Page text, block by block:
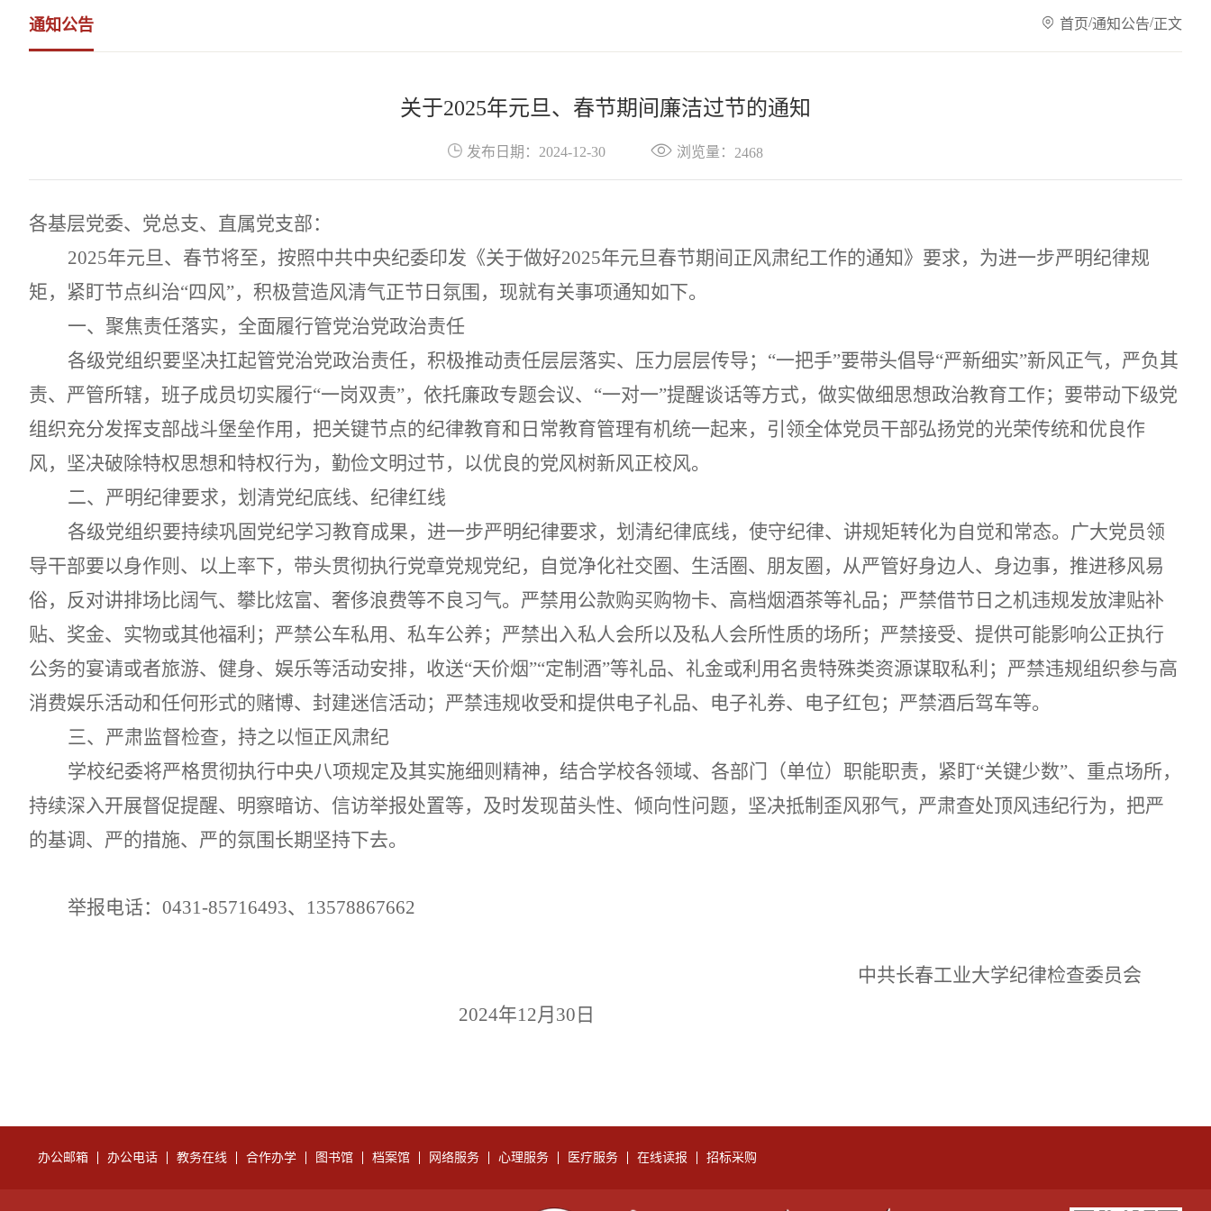
通知公告 首页/通知公告/正文
关于2025年元旦、春节期间廉洁过节的通知
发布日期：2024-12-30 浏览量： 2468
各基层党委、党总支、直属党支部：
2025年元旦、春节将至， 按照中共中央纪委印发《关于做好2025年元旦春节期间正风肃纪工作的通知》 要求，为进一步严明纪律规
矩，紧盯节点纠治“四风”，积极营造风清气正节日氛围， 现就有关事项通知如下。
一、 聚焦责任落实，全面履行管党治党政治责任
各级党组织要坚决扛起管党治党政治责任，积极推动责任层层落实、压力层层传导； “一把手”要带头倡导“严新细实”新风正气，严负其
责、严管所辖，班子成员切实履行“一岗双责”，依托廉政专题会议、“一对一”提醒谈话等方式，做实做细思想政治教育工作；要带动下级党
组织充分发挥支部战斗堡垒作用，把关键节点的纪律教育和日常教育管理有机统一起来，引领全体党员干部弘扬党的光荣传统和优良作
风，坚决破除特权思想和特权行为 ，勤俭文明过节，以优良的党风树新风正校风。
二、严明纪律要求，划清党纪底线、纪律红线
各级党组织要持续巩固党纪学习教育成果，进一步严明纪律要求，划清纪律底线，使守纪律、讲规矩转化为自觉和常态。广大党员领
导干部要以身作则、以上率下，带头贯彻执行党章党规党纪，
自觉净化社交圈、生活圈、朋友圈， 从严管好身边人、身边事， 推进移风易
俗，反对讲排场比阔气、攀比炫富、奢侈浪费等不良习气。严禁用公款购买购物卡、高档烟酒茶等礼品；严禁借节日之机违规发放津贴补
贴、奖金、实物或其他福利； 严禁公车私用 、私车公养；严禁出入私人会所以及私人会所性质的场所； 严禁接受、提供可能影响公正执行
公务的宴请或者旅游、健身、娱乐等活动安排，收送“天价烟”“定制酒”等礼品、礼金或利用名贵特殊类资源谋取私利； 严禁违规组织参与高
消费娱乐活动和任何形式的赌博、封建迷信活动； 严禁违规收受和提供电子礼品、电子礼券、电子红包； 严禁酒后驾车等。
三、 严肃监督检查，持之以恒正风肃纪
学校纪委将严格贯彻执行中央八项规定及其实施细则精神，结合学校各领域、各部门（单位）职能职责，紧盯“关键少数”、重点场所，
持续深入开展督促提醒、明察暗访、 信访举报处置等， 及时发现苗头性、倾向性问题，坚决抵制 歪风邪气， 严肃查处顶风违纪行为，把严
的基调、严的措施、严的氛围长期坚持下去。
举报电话： 0431-85716493、 13578867662
中共长春工业大学纪律检查委员会
2024年12月 30 日
办公邮箱 办公电话 教务在线 合作办学 图书馆 档案馆 网络服务 心理服务 医疗服务 在线读报 招标采购